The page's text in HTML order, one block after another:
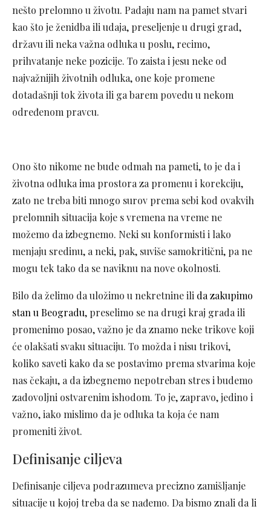
nešto prelomno u životu. Padaju nam na pamet stvari
kao što je ženidba ili udaja, preseljenje u drugi grad,
državu ili neka važna odluka u poslu, recimo,
prihvatanje neke pozicije. To zaista i jesu neke od
najvažnijih životnih odluka, one koje promene
dotadašnji tok života ili ga barem povedu u nekom
određenom pravcu.
Ono što nikome ne bude odmah na pameti, to je da i
životna odluka ima prostora za promenu i korekciju,
zato ne treba biti mnogo surov prema sebi kod ovakvih
prelomnih situacija koje s vremena na vreme ne
možemo da izbegnemo. Neki su konformisti i lako
menjaju sredinu, a neki, pak, suviše samokritični, pa ne
mogu tek tako da se naviknu na nove okolnosti.
Bilo da želimo da uložimo u nekretnine ili da zakupimo
stan u Beogradu, preselimo se na drugi kraj grada ili
promenimo posao, važno je da znamo neke trikove koji
će olakšati svaku situaciju. To možda i nisu trikovi,
koliko saveti kako da se postavimo prema stvarima koje
nas čekaju, a da izbegnemo nepotreban stres i budemo
zadovoljni ostvarenim ishodom. To je, zapravo, jedino i
važno, iako mislimo da je odluka ta koja će nam
promeniti život.
Definisanje ciljeva
Definisanje ciljeva podrazumeva precizno zamišljanje
situacije u kojoj treba da se nađemo. Da bismo znali da li